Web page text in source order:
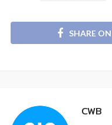
SHARE
CWB